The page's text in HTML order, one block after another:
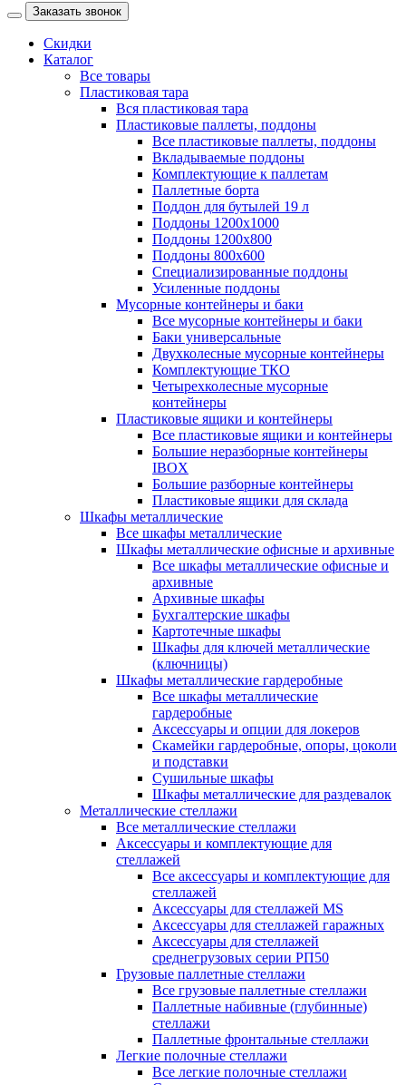
Заказать звонок
Скидки
Каталог
Все товары
Пластиковая тара
Вся пластиковая тара
Пластиковые паллеты, поддоны
Все пластиковые паллеты, поддоны
Вкладываемые поддоны
Комплектующие к паллетам
Паллетные борта
Поддон для бутылей 19 л
Поддоны 1200х1000
Поддоны 1200х800
Поддоны 800х600
Специализированные поддоны
Усиленные поддоны
Мусорные контейнеры и баки
Все мусорные контейнеры и баки
Баки универсальные
Двухколесные мусорные контейнеры
Комплектующие ТКО
Четырехколесные мусорные
контейнеры
Пластиковые ящики и контейнеры
Все пластиковые ящики и контейнеры
Большие неразборные контейнеры
IBOX
Большие разборные контейнеры
Пластиковые ящики для склада
Шкафы металлические
Все шкафы металлические
Шкафы металлические офисные и архивные
Все шкафы металлические офисные и
архивные
Архивные шкафы
Бухгалтерские шкафы
Картотечные шкафы
Шкафы для ключей металлические
(ключницы)
Шкафы металлические гардеробные
Все шкафы металлические
гардеробные
Аксессуары и опции для локеров
Скамейки гардеробные, опоры, цоколи
и подставки
Сушильные шкафы
Шкафы металлические для раздевалок
Металлические стеллажи
Все металлические стеллажи
Аксессуары и комплектующие для
стеллажей
Все аксессуары и комплектующие для
стеллажей
Аксессуары для стеллажей MS
Аксессуары для стеллажей гаражных
Аксессуары для стеллажей
среднегрузовых серии РП50
Грузовые паллетные стеллажи
Все грузовые паллетные стеллажи
Паллетные набивные (глубинные)
стеллажи
Паллетные фронтальные стеллажи
Легкие полочные стеллажи
Все легкие полочные стеллажи